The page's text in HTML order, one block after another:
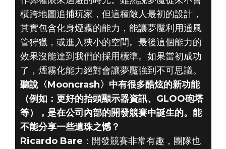
答必看焦點
橫跨地圖追捕玩家，但這種敵人最初的設計，
其實包含化身煙霧的能力，能讓夢魘利用通風
管狩獵，或進入狹小的空間。最後這個能力的
效果沒能達到我們的採用標準。如果當初成功
了，煙霧化能力絕對會讓夢魘強到不可思議。
聽說〈Mooncrash〉中有很多酷炫的新功能
（例如：更好的抬頭顯示器資訊、GLOO砲塔
等），是在公司內部的開發競賽中誕生的。能
不能分享一些遺珠之憾？
Ricardo Bare ：開發競賽非常有趣，團隊也